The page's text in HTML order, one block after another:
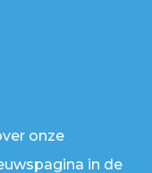
onze
in de